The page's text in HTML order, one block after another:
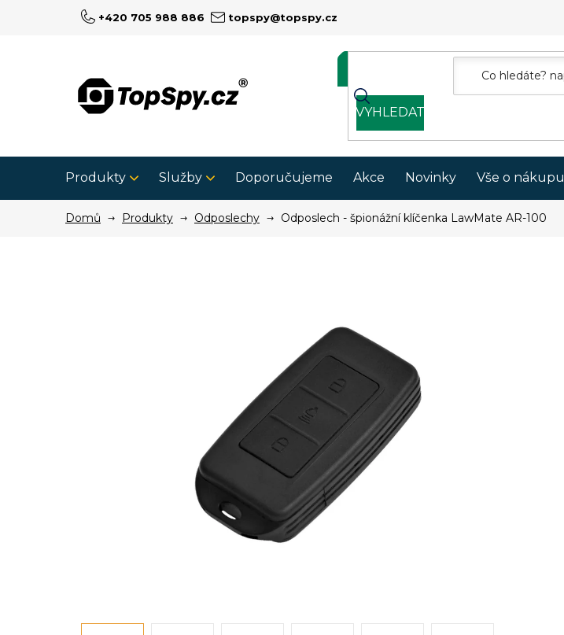
+420 705 988 886 topspy@topspy.cz
VYHLEDAT
Produkty Služby Doporučujeme Akce Novinky Vše o nákupu
Domů Produkty Odposlechy Odposlech - špionážní klíčenka LawMate AR-100